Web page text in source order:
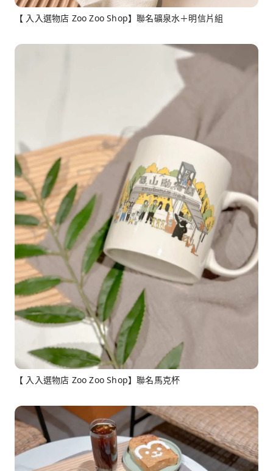
【 入入選物店 Zoo Zoo Shop】聯名礦泉水＋明信片組
【 入入選物店 Zoo Zoo Shop】聯名馬克杯